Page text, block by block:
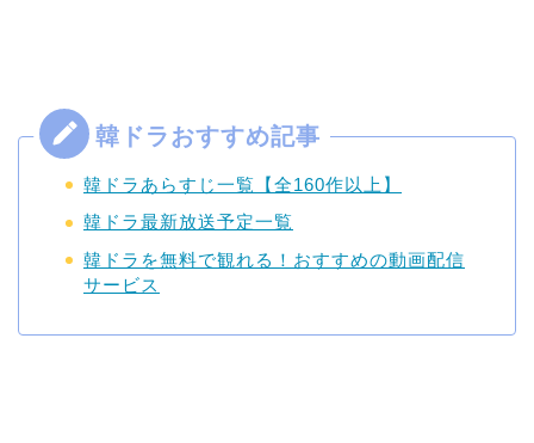
韓ドラあらすじ一覧【全160作以上】
韓ドラ最新放送予定一覧
韓ドラを無料で観れる！おすすめの動画配信
サービス